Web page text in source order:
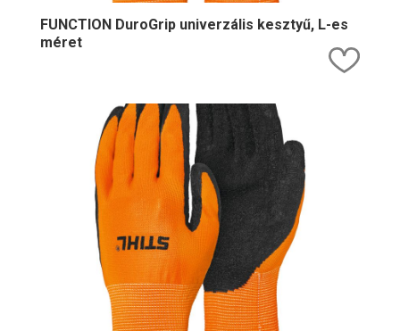
FUNCTION DuroGrip univerzális kesztyű, L-es
méret